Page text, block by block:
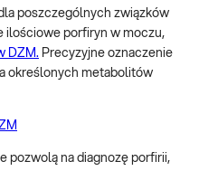
poszczególnych związków
ilościowe porfiryn w moczu,
DZM. Precyzyjne oznaczenie
określonych metabolitów
pozwolą na diagnozę porfirii,